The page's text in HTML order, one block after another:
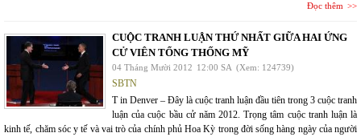
Đọc thêm
CUỘC TRANH LUẬN THỨ NHẤT GIỮA HAI ỨNG
CỬ VIÊN TỔNG THỐNG MỸ
04 Tháng Mười 2012 12:00 SA (Xem: 124739)
SBTN
T in Denver – Đây là cuộc tranh luận đầu tiên trong 3 cuộc tranh
luận của cuộc bầu cử năm 2012. Trọng tâm cuộc tranh luận là
kinh tế, chăm sóc y tế và vai trò của chính phủ Hoa Kỳ trong đời sống hàng ngày của người